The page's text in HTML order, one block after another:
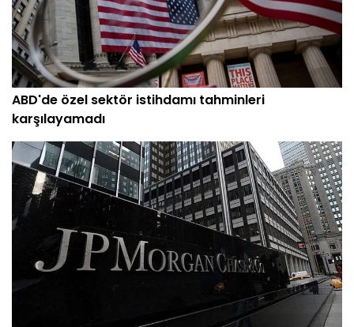
ABD'de özel sektör istihdamı tahminleri
karşılayamadı